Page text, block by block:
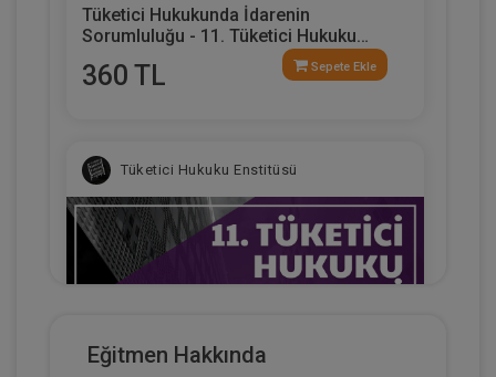
Tüketici Hukukunda İdarenin
Sorumluluğu - 11. Tüketici Hukuku
360 TL Sepete Ekle
Tüketici Hukuku Enstitüsü
Eğitmen Hakkında